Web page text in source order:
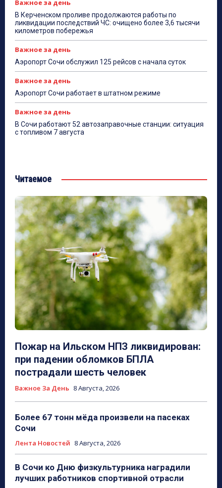
Важное за день
В Керченском проливе продолжаются работы по
ликвидации последствий ЧС: очищено более 3,6 тысячи
километров побережья
Важное за день
Аэропорт Сочи обслужил 125 рейсов с начала суток
Важное за день
Аэропорт Сочи работает в штатном режиме
Важное за день
В Сочи работают 52 автозаправочные станции: ситуация
с топливом 7 августа
Читаемое
Пожар на Ильском НПЗ ликвидирован:
при падении обломков БПЛА
пострадали шесть человек
Важное За День 8 Августа, 2026
Более 67 тонн мёда произвели на пасеках
Сочи
Лента Новостей 8 Августа, 2026
В Сочи ко Дню физкультурника наградили
лучших работников спортивной отрасли